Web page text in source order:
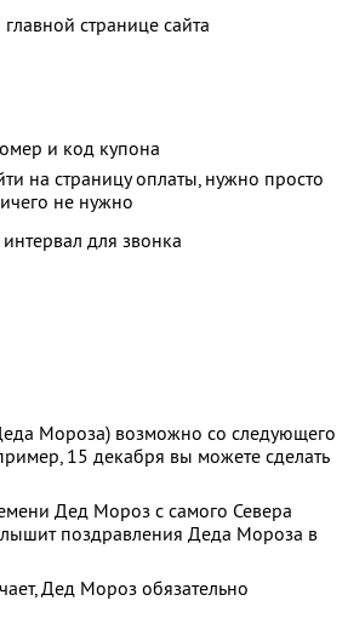
странице сайта
и код купона
на страницу оплаты, нужно просто
не нужно
для звонка
Мороза) возможно со следующего
15 декабря вы можете сделать
Дед Мороз с самого Севера
поздравления Деда Мороза в
Дед Мороз обязательно